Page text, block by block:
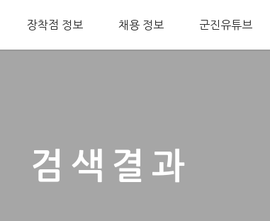
장착점 정보 채용 정보 군진유튜브
검색결과